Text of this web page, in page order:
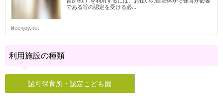
である旨の認定を受ける必...
lifeenjoy.net
利用施設の種類
認可保育所・認定こども園